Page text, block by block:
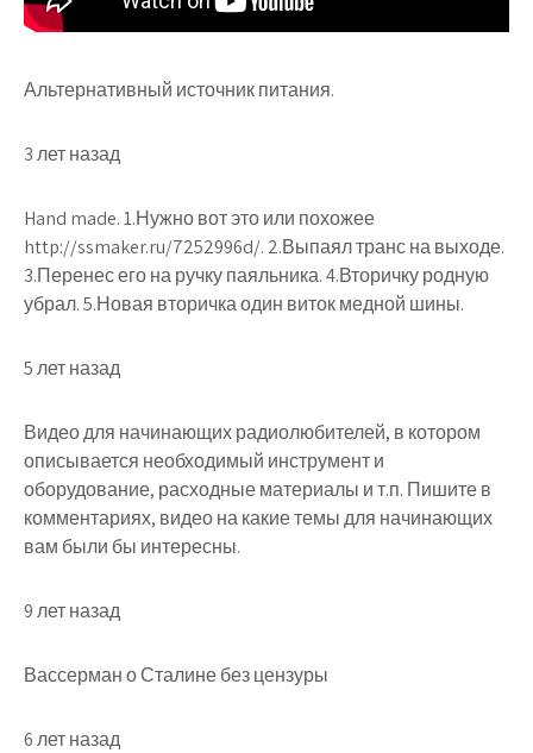
Альтернативный источник питания.
3 лет назад
Hand made. 1.Нужно вот это или похожее
http://ssmaker.ru/7252996d/. 2.Выпаял транс на выходе.
3.Перенес его на ручку паяльника. 4.Вторичку родную
убрал. 5.Новая вторичка один виток медной шины.
5 лет назад
Видео для начинающих радиолюбителей, в котором
описывается необходимый инструмент и
оборудование, расходные материалы и т.п. Пишите в
комментариях, видео на какие темы для начинающих
вам были бы интересны.
9 лет назад
Вассерман о Сталине без цензуры
6 лет назад